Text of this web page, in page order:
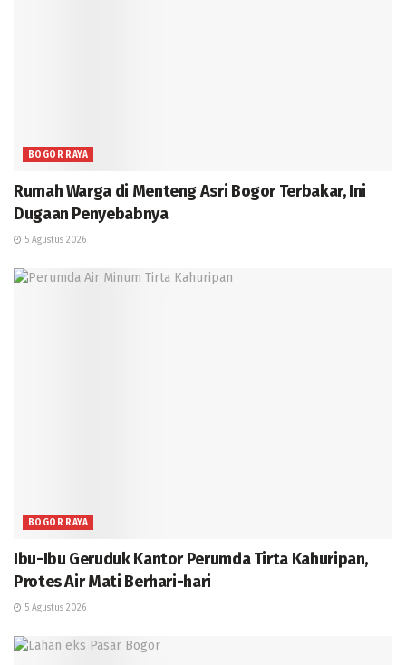
BOGOR RAYA
Rumah Warga di Menteng Asri Bogor Terbakar, Ini
Dugaan Penyebabnya
5 Agustus 2026
BOGOR RAYA
Ibu-Ibu Geruduk Kantor Perumda Tirta Kahuripan,
Protes Air Mati Berhari-hari
5 Agustus 2026